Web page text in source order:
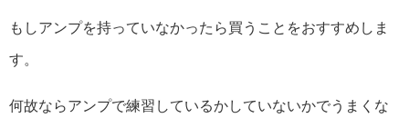
もしアンプを持っていなかったら買うことをおすすめしま
す。
何故ならアンプで練習しているかしていないかでうまくな